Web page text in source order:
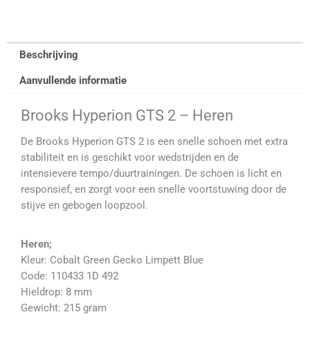
Beschrijving
Aanvullende informatie
Brooks Hyperion GTS 2 – Heren
De Brooks Hyperion GTS 2 is een snelle schoen met extra
stabiliteit en is geschikt voor wedstrijden en de
intensievere tempo/duurtrainingen. De schoen is licht en
responsief, en zorgt voor een snelle voortstuwing door de
stijve en gebogen loopzool.
Heren;
Kleur: Cobalt Green Gecko Limpett Blue
Code: 110433 1D 492
Hieldrop: 8 mm
Gewicht: 215 gram